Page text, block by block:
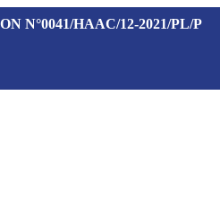
N°0041/HAAC/12-2021/PL/P